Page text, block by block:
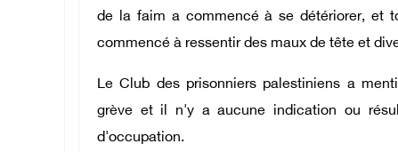
de la faim a commencé à se détériorer, et
commencé à ressentir des maux de tête et
Le Club des prisonniers palestiniens a
grève et il n'y a aucune indication ou
d'occupation.